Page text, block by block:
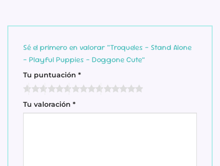
Sé el primero en valorar “Troqueles – Stand Alone
– Playful Puppies – Doggone Cute”
Tu puntuación *
Tu valoración *